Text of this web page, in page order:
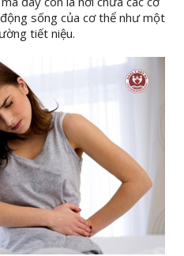
sống của cơ thể như một
tiết niệu.